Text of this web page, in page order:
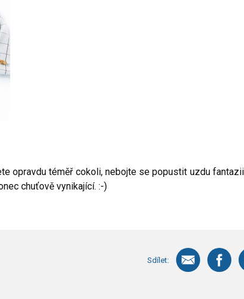
opravdu téměř cokoli, nebojte se popustit uzdu
chuťově vynikající. :-)
Sdílet: